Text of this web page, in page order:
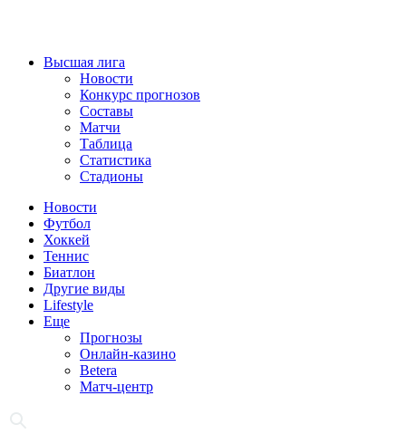
Высшая лига
Новости
Конкурс прогнозов
Составы
Матчи
Таблица
Статистика
Стадионы
Новости
Футбол
Хоккей
Теннис
Биатлон
Другие виды
Lifestyle
Еще
Прогнозы
Онлайн-казино
Betera
Матч-центр